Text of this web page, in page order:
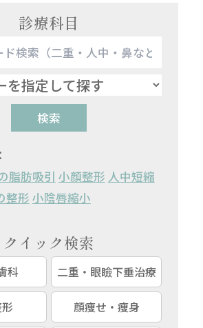
診療科目
検索
脂肪吸引 小顔整形 人中短縮
整形 小陰唇縮小
クイック検索
科 二重・眼瞼下垂治療
顔痩せ・痩身